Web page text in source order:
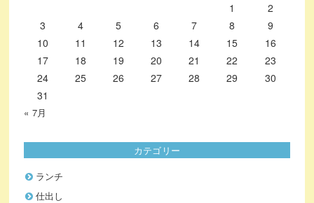
1
2
3
4 5 6 7 8
9
10
11 12 13 14 15
16
17
18 19 20 21 22
23
24
25 26 27 28 29
30
31
« 7月
カテゴリー
ランチ
仕出し